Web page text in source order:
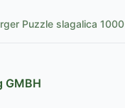
Puzzle slagalica
GMBH